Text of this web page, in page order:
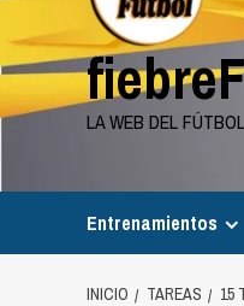
LA WEB DEL FÚTBOL
Entrenamientos
INICIO TAREAS 15